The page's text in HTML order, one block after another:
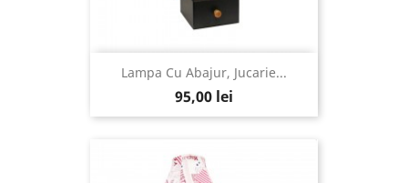
Lampa Cu Abajur, Jucarie...
95,00 lei